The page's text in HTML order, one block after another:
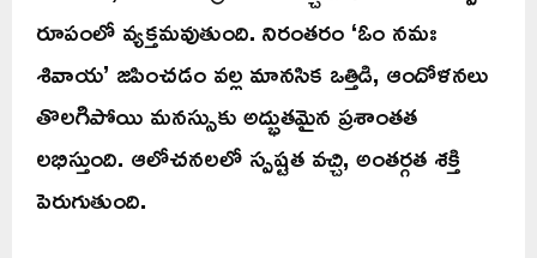
రూపంలో వ్యక్తమవుతుంది. నిరంతరం ‘ఓం నమః
శివాయ’ జపించడం వల్ల మానసిక ఒత్తిడి, ఆందోళనలు
తొలగిపోయి మనస్సుకు అద్భుతమైన ప్రశాంతత
లభిస్తుంది. ఆలోచనలలో స్పష్టత వచ్చి, అంతర్గత శక్తి
పెరుగుతుంది.